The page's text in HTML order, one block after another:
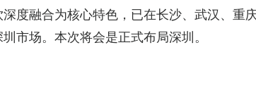
度融合为核心特色，已在长沙、武汉、重
市场。本次将会是正式布局深圳。